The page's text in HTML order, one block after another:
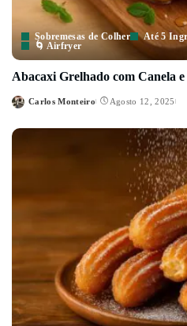
Sobremesas de Colher Até 5
🌀 Airfryer
Abacaxi Grelhado com Canela
Posted
Carlos Monteiro Agosto 12, 2025